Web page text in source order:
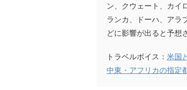
ン、クウェート、カイ
ランカ、ドーハ、アラ
どに影響が出ると予想
トラベルボイス： 米国
中東・アフリカの指定